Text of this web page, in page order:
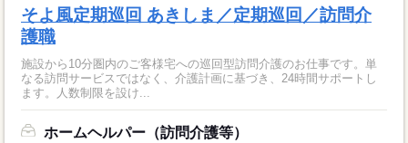
そよ風定期巡回 あきしま／定期巡回／訪問介
護職
施設から10分圏内のご客様宅への巡回型訪問介護のお仕事です。単
なる訪問サービスではなく、介護計画に基づき、24時間サポートし
ます。人数制限を設け...
ホームヘルパー（訪問介護等）